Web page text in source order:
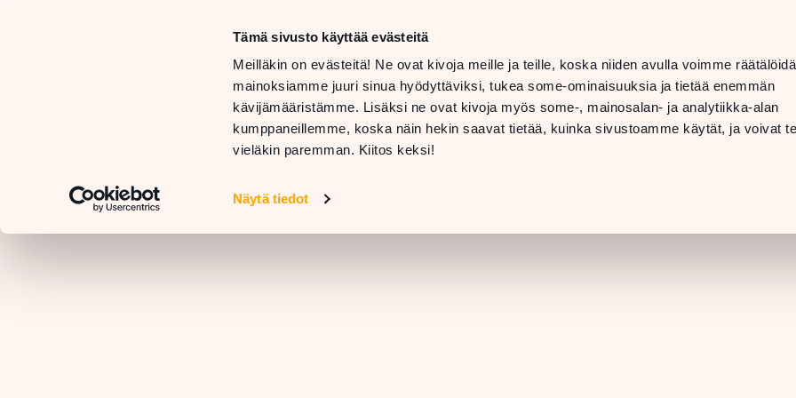
Tämä sivusto käyttää evästeitä
Meilläkin on evästeitä! Ne ovat kivoja meille ja teille, koska niiden avulla voimme
mainoksiamme juuri sinua hyödyttäviksi, tukea some-ominaisuuksia ja tietää enemmän
kävijämääristämme. Lisäksi ne ovat kivoja myös some-, mainosalan- ja analytiikka-alan
kumppaneillemme, koska näin hekin saavat tietää, kuinka sivustoamme käytät, ja voivat
vieläkin paremman. Kiitos keksi!
Näytä tiedot
LIIKKEEN TIEDOT
LIIKKEET
JA
PALVELUT
RAVINTOLAT LAHJAKORTTI